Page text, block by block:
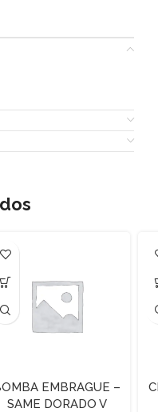
EMBRAGUE –
SAME DORADO V